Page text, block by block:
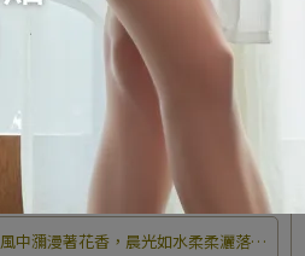
風中瀰漫著花香，晨光如水柔柔灑落在